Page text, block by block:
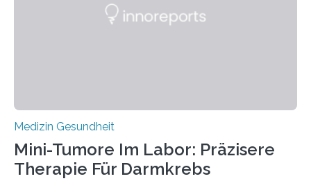
Medizin Gesundheit
Mini-Tumore Im Labor: Präzisere
Therapie Für Darmkrebs